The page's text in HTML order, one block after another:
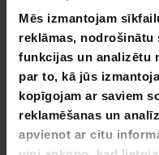
Mēs izmantojam
reklāmas,
funkcijas un analizētu
par to, kā jūs
kopīgojam ar saviem
reklamēšanas un
apvienot ar citu
Prosport Basketbola
dēlis ir izgatavots no
sniedz profesionāla
Prosport Basketbola
klases, klasiski stilizētu
tīklu. Groza augstumu
izmantojot teleskopisko
spēlētājiem izbaudīt